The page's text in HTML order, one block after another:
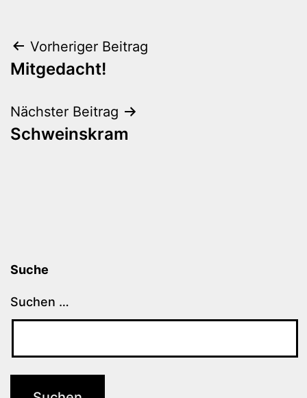
Beitragsnavigation
Vorheriger Beitrag
Mitgedacht!
Nächster Beitrag
Schweinskram
Suche
Suchen …